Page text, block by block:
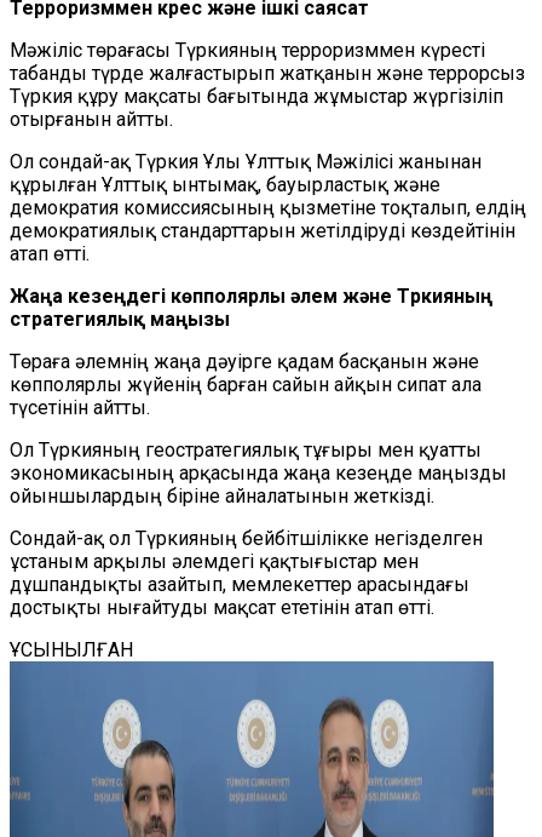
Терроризммен күрес және ішкі саясат
Мәжіліс төрағасы Түркияның терроризммен күресті
табанды түрде жалғастырып жатқанын және террорсыз
Түркия құру мақсаты бағытында жұмыстар жүргізіліп
отырғанын айтты.
Ол сондай-ақ Түркия Ұлы Ұлттық Мәжілісі жанынан
құрылған Ұлттық ынтымақ, бауырластық және
демократия комиссиясының қызметіне тоқталып, елдің
демократиялық стандарттарын жетілдіруді көздейтінін
атап өтті.
Жаңа кезеңдегі көпполярлы әлем және Түркияның
стратегиялық маңызы
Төраға әлемнің жаңа дәуірге қадам басқанын және
көпполярлы жүйенің барған сайын айқын сипат ала
түсетінін айтты.
Ол Түркияның геостратегиялық тұғыры мен қуатты
экономикасының арқасында жаңа кезеңде маңызды
ойыншылардың біріне айналатынын жеткізді.
Сондай-ақ ол Түркияның бейбітшілікке негізделген
ұстаным арқылы әлемдегі қақтығыстар мен
дұшпандықты азайтып, мемлекеттер арасындағы
достықты нығайтуды мақсат ететінін атап өтті.
ҰСЫНЫЛҒАН